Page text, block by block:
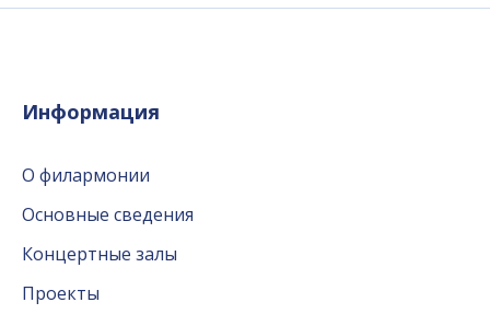
Информация
О филармонии
Основные сведения
Концертные залы
Проекты